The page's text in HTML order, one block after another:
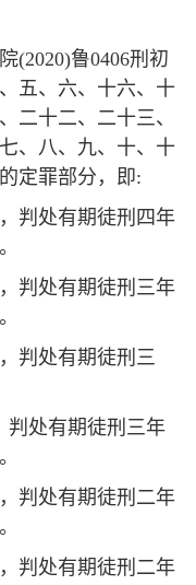
(2020)鲁0406刑初
五、六、十六、十
二十二、二十三、
、八、九、十、十
定罪部分，即:
判处有期徒刑四年
判处有期徒刑三年
判处有期徒刑三
判处有期徒刑三年
判处有期徒刑二年
判处有期徒刑二年